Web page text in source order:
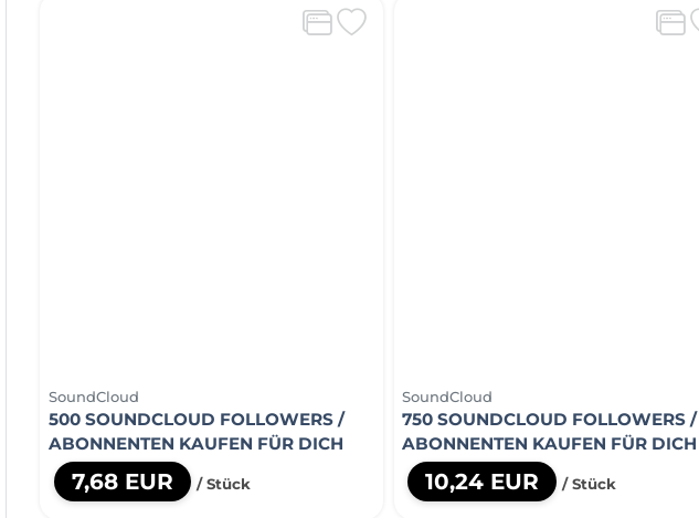
SoundCloud
500 SOUNDCLOUD FOLLOWERS /
ABONNENTEN KAUFEN FÜR DICH
7,68 EUR / Stück
SoundCloud
750 SOUNDCLOUD FOLLOWERS /
ABONNENTEN KAUFEN FÜR DICH
10,24 EUR / Stück